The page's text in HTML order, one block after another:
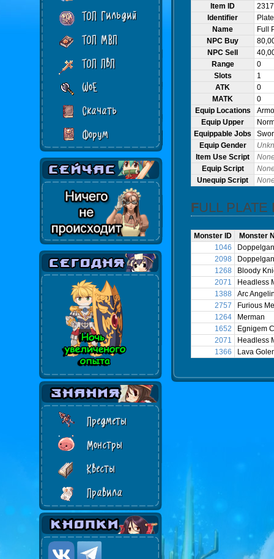
ТОП Гильдий
ТОП МВП
ТОП ПвП
WoE
Скачать
Форум
Предметы
Монстры
Квесты
Правила
Item ID
2317
Identifier
Name
Full
NPC Buy
NPC Sell
Range
0
Slots
1
ATK
0
MATK
0
Equip Locations
Equip Upper
Equippable Jobs
Equip Gender
Item Use Script
Equip Script
Unequip Script
FULL
Monster ID
Monster
1046
2098
1268
Bloody
2071
Headless
1388
Arc
2757
Furious
1264
Merman
1652
Egnigem
2071
Headless
1366
Lava